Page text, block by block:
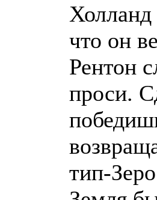
Холланд
что он
Рентон
проси.
тип-